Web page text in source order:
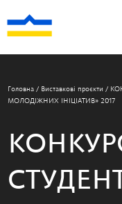
Головна / Виставкові проєкти /
МОЛОДІЖНИХ ІНІЦІАТИВ» 2017